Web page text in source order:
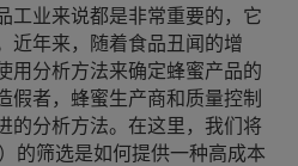
工业来说都是非常重要的，它
近年来，随着食品丑闻的增
用分析方法来确定蜂蜜产品的
假者，蜂蜜生产商和质量控制
的分析方法。在这里，我们将
的筛选是如何提供一种高成本